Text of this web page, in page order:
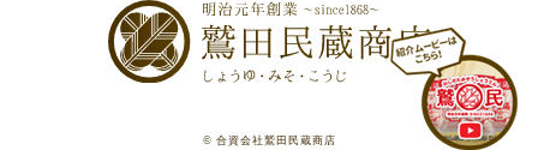
© 合資会社鷲田民蔵商店